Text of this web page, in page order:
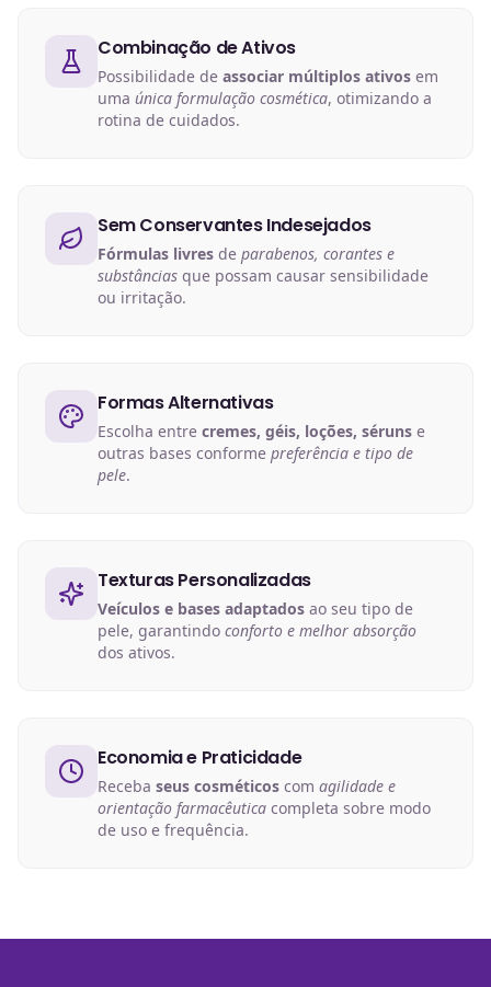
Combinação de Ativos
Possibilidade de associar múltiplos ativos em
uma única formulação cosmética, otimizando a
rotina de cuidados.
Sem Conservantes Indesejados
Fórmulas livres de parabenos, corantes e
substâncias que possam causar sensibilidade
ou irritação.
Formas Alternativas
Escolha entre cremes, géis, loções, séruns e
outras bases conforme preferência e tipo de
pele.
Texturas Personalizadas
Veículos e bases adaptados ao seu tipo de
pele, garantindo conforto e melhor absorção
dos ativos.
Economia e Praticidade
Receba seus cosméticos com agilidade e
orientação farmacêutica completa sobre modo
de uso e frequência.